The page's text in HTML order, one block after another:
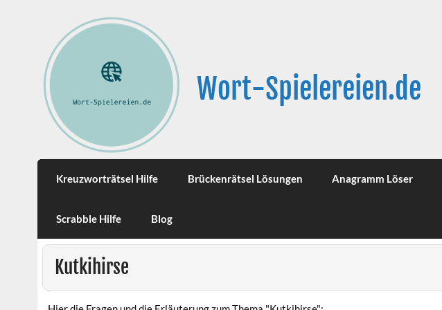
Wort-Spielereien.de
Kreuzworträtsel Hilfe Brückenrätsel Lösungen Anagramm Löser
Scrabble Hilfe Blog
Kutkihirse